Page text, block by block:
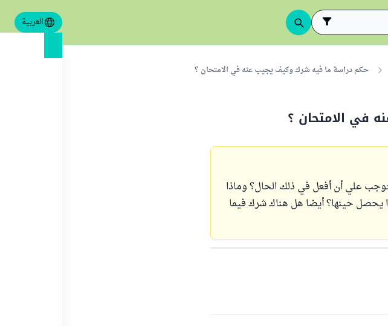
العربية
حكم دراسة ما فيه شرك وكيف يجيب عنه في الامتحان ؟
في الامتحان ؟
علي أن أفعل في ذلك الحال؟ وماذا
يحصل حينها؟ أيضا هل هناك شرك فيما